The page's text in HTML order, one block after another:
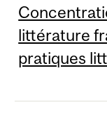
littérature
pratiques